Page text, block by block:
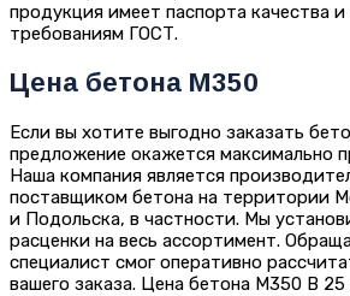
продукция имеет паспорта качества
требованиям ГОСТ.
Цена бетона М350
Если вы хотите выгодно заказать
предложение окажется максимально
Наша компания является
поставщиком бетона на территории
и Подольска, в частности. Мы
расценки на весь ассортимент.
специалист смог оперативно
вашего заказа. Цена бетона М350 В 25